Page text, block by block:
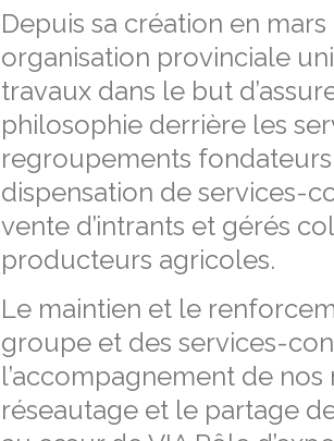
Depuis sa création en
organisation provinciale
travaux dans le but
philosophie derrière les
regroupements
dispensation de services-
vente d’intrants et gérés
producteurs agricoles.
Le maintien et le
groupe et des services-
l’accompagnement de
réseautage et le partage